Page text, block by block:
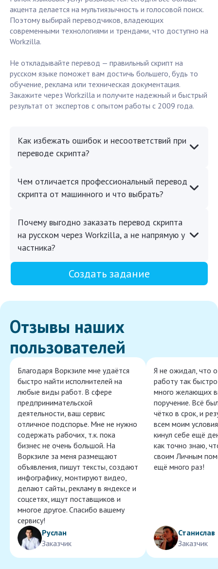
акцента делается на мультиязычность и голосовой поиск.
Поэтому выбирай переводчиков, владеющих
современными технологиями и трендами, что доступно на
Workzilla.
Не откладывайте перевод — правильный скрипт на
русском языке поможет вам достичь большего, будь то
обучение, реклама или техническая документация.
Закажите через Workzilla и получите надежный и быстрый
результат от экспертов с опытом работы с 2009 года.
Как избежать ошибок и несоответствий при
переводе скрипта?
Чем отличается профессиональный перевод
скрипта от машинного и что выбрать?
Почему выгодно заказать перевод скрипта
на русском через Workzilla, а не напрямую у
частника?
Создать задание
Отзывы наших
пользователей
Благодаря Воркзиле мне удаётся
быстро найти исполнителей на
любые виды работ. В сфере
предпринимательской
деятельности, ваш сервис
отличное подспорье. Мне не нужно
содержать рабочих, т.к. пока
бизнес не очень большой. На
Воркзиле за меня размещают
объявления, пишут тексты, создают
инфографику, монтируют видео,
делают сайты, рекламу в яндексе и
соцсетях, ищут поставщиков и
многое другое. Спасибо вашему
сервису!
Руслан
Заказчик
Я не ожидал, что
работу так
много желающих
поручение. Всё
чётко в срок, и
всем моим
кинул себе ещё
как точно знаю,
своим Личным
ещё много раз!
Станислав
Заказчик